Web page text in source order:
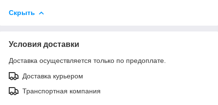
Скрыть
Условия доставки
Доставка осуществляется только по предоплате.
Доставка курьером
Транспортная компания